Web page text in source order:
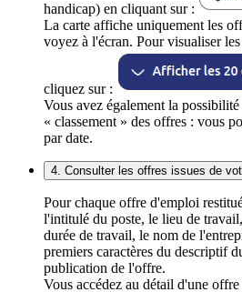
handicap) en cliquant sur :
La carte affiche uniquement les
voyez à l'écran. Pour visualiser
cliquez sur :
Vous avez également la
« classement » des offres : vous
par date.
4. Consulter les offres issues de
Pour chaque offre d'emploi
l'intitulé du poste, le lieu de
durée de travail, le nom de
premiers caractères du descriptif
publication de l'offre.
Vous accédez au détail d'une